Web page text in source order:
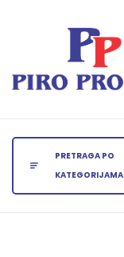
PRETRAGA PO
KATEGORIJAMA